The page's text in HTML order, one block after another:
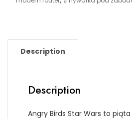
Description
Description
Angry Birds Star Wars to